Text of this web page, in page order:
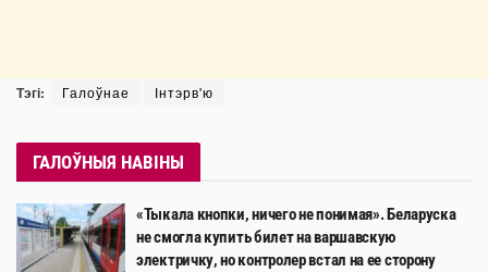
Тэгі: Галоўнае Інтэрв'ю
ГАЛОЎНЫЯ НАВІНЫ
«Тыкала кнопки, ничего не понимая». Беларуска
не смогла купить билет на варшавскую
электричку, но контролер встал на ее сторону